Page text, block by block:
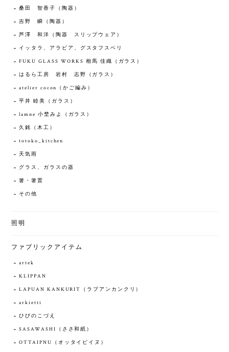
桑田 智香子（陶器）
吉野 瞬（陶器）
芦澤 和洋（陶器 スリップウェア）
イッタラ、アラビア、グスタフスベリ
FUKU GLASS WORKS 相馬 佳織（ガラス）
はるら工房 岩村 志野（ガラス）
atelier cocon（かご編み）
平井 睦美（ガラス）
lamne 小埜みよ（ガラス）
久銘（木工）
totoko_kitchen
天気雨
グラス、ガラスの器
箸・箸置
その他
照明
ファブリックアイテム
artek
KLIPPAN
LAPUAN KANKURIT（ラプアンカンクリ）
arkietti
ひびのこづえ
SASAWASHI（ささ和紙）
OTTAIPNU（オッタイピイヌ）